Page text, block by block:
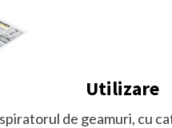
Utilizare
de geamuri, cu